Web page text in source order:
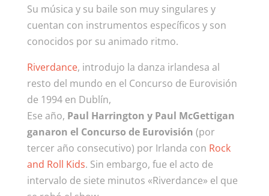
Su música y su baile son muy singulares y
cuentan con instrumentos específicos y son
conocidos por su animado ritmo.
Riverdance, introdujo la danza irlandesa al
resto del mundo en el Concurso de Eurovisión
de 1994 en Dublín,
Ese año, Paul Harrington y Paul McGettigan
ganaron el Concurso de Eurovisión (por
tercer año consecutivo) por Irlanda con Rock
and Roll Kids. Sin embargo, fue el acto de
intervalo de siete minutos «Riverdance» el que